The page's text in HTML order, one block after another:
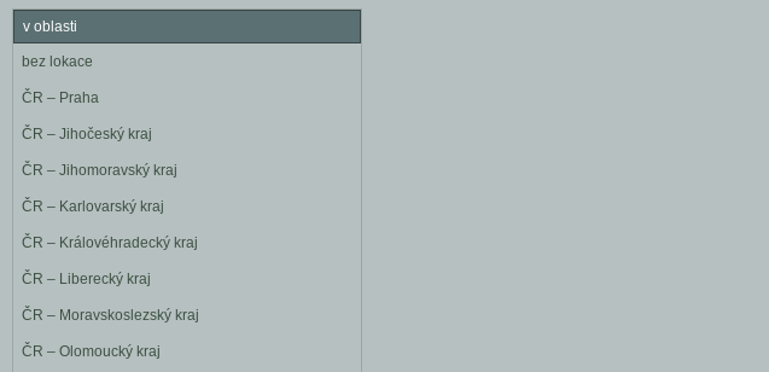
v oblasti
bez lokace
ČR – Praha
ČR – Jihočeský kraj
ČR – Jihomoravský kraj
ČR – Karlovarský kraj
ČR – Královéhradecký kraj
ČR – Liberecký kraj
ČR – Moravskoslezský kraj
ČR – Olomoucký kraj